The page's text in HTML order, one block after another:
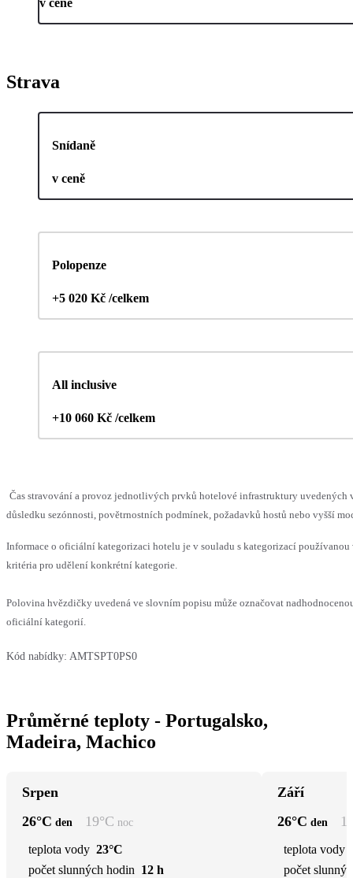
Strava
Snídaně
v ceně
Polopenze
+5 020 Kč /celkem
All inclusive
+10 060 Kč /celkem
Čas stravování a provoz jednotlivých prvků hotelové infrastruktury uvedených
důsledku sezónnosti, povětrnostních podmínek, požadavků hostů nebo vyšší
Informace o oficiální kategorizaci hotelu je v souladu s kategorizací
kritéria pro udělení konkrétní kategorie.
Polovina hvězdičky uvedená ve slovním popisu může označovat
oficiální kategorií.
Kód nabídky: AMTSPT0PS0
Průměrné teploty - Portugalsko,
Madeira, Machico
Srpen
26°C den 19°C noc
teplota vody 23°C
počet slunných hodin 12 h
Září
26°C den
teplota vody
počet